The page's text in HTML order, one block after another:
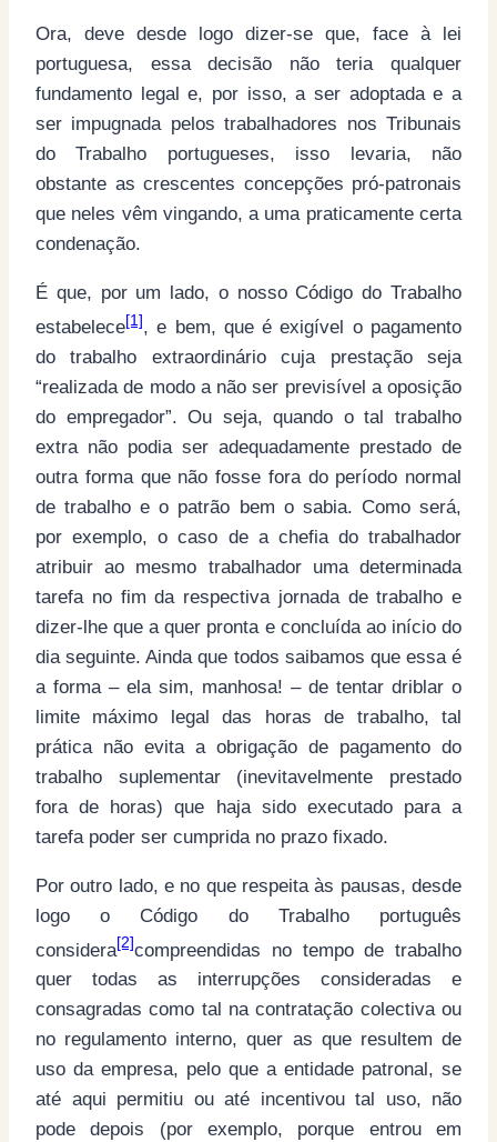
Ora, deve desde logo dizer-se que, face à lei
portuguesa, essa decisão não teria qualquer
fundamento legal e, por isso, a ser adoptada e a
ser impugnada pelos trabalhadores nos Tribunais
do Trabalho portugueses, isso levaria, não
obstante as crescentes concepções pró-patronais
que neles vêm vingando, a uma praticamente certa
condenação.
É que, por um lado, o nosso Código do Trabalho
estabelece[1], e bem, que é exigível o pagamento
do trabalho extraordinário cuja prestação seja
“realizada de modo a não ser previsível a oposição
do empregador”. Ou seja, quando o tal trabalho
extra não podia ser adequadamente prestado de
outra forma que não fosse fora do período normal
de trabalho e o patrão bem o sabia. Como será,
por exemplo, o caso de a chefia do trabalhador
atribuir ao mesmo trabalhador uma determinada
tarefa no fim da respectiva jornada de trabalho e
dizer-lhe que a quer pronta e concluída ao início do
dia seguinte. Ainda que todos saibamos que essa é
a forma – ela sim, manhosa! – de tentar driblar o
limite máximo legal das horas de trabalho, tal
prática não evita a obrigação de pagamento do
trabalho suplementar (inevitavelmente prestado
fora de horas) que haja sido executado para a
tarefa poder ser cumprida no prazo fixado.
Por outro lado, e no que respeita às pausas, desde
logo o Código do Trabalho português
considera[2]compreendidas no tempo de trabalho
quer todas as interrupções consideradas e
consagradas como tal na contratação colectiva ou
no regulamento interno, quer as que resultem de
uso da empresa, pelo que a entidade patronal, se
até aqui permitiu ou até incentivou tal uso, não
pode depois (por exemplo, porque entrou em